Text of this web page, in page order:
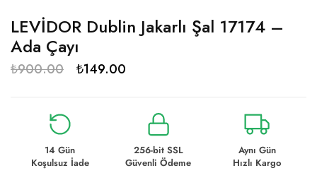
LEVİDOR Dublin Jakarlı Şal 17174 –
Ada Çayı
₺900.00 ₺149.00
14 Gün
Koşulsuz İade
256-bit SSL
Güvenli Ödeme
Aynı Gün
Hızlı Kargo